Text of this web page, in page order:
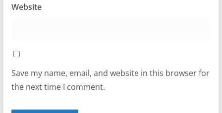
Website
Save my name, email, and website in this browser for
the next time I comment.